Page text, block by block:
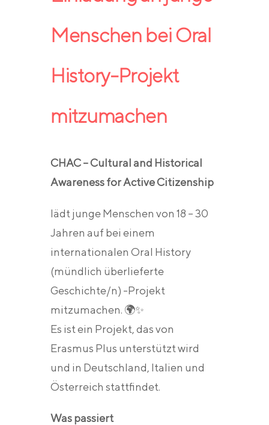
Menschen bei Oral
History-Projekt
mitzumachen
CHAC – Cultural and Historical
Awareness for Active Citizenship
lädt junge Menschen von 18 – 30
Jahren auf bei einem
internationalen Oral History
(mündlich überlieferte
Geschichte/n) -Projekt
mitzumachen. 🌍✨
Es ist ein Projekt, das von
Erasmus Plus unterstützt wird
und in Deutschland, Italien und
Österreich stattfindet.
Was passiert